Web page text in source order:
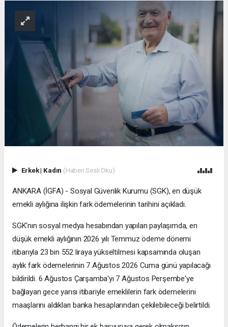
Erkek| Kadın (Haberi Sesli Oku)
ANKARA (İGFA) - Sosyal Güvenlik Kurumu (SGK), en düşük
emekli aylığına ilişkin fark ödemelerinin tarihini açıkladı.
SGK'nın sosyal medya hesabından yapılan paylaşımda, en
düşük emekli aylığının 2026 yılı Temmuz ödeme dönemi
itibarıyla 23 bin 552 liraya yükseltilmesi kapsamında oluşan
aylık fark ödemelerinin 7 Ağustos 2026 Cuma günü yapılacağı
bildirildi. 6 Ağustos Çarşamba'yı 7 Ağustos Perşembe'ye
bağlayan gece yarısı itibariyle emeklilerin fark ödemelerini
maaşlarını aldıkları banka hesaplarından çekilebileceği belirtildi.